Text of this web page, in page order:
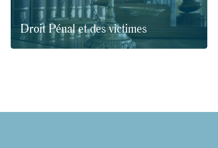
Droit Pénal et des victimes